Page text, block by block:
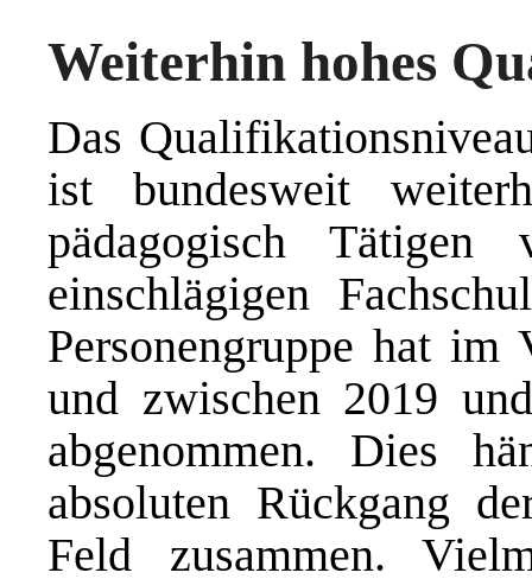
Weiterhin hohes
Das
ist bundesweit
pädagogisch
einschlägigen
Personengruppe hat
und zwischen 2019
abgenommen. Dies
absoluten Rückgang
Feld zusammen.